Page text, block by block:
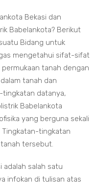
Bekasi dan
Babelankota? Berikut
Bidang untuk
mengetahui sifat-sifat
tanah dengan
tanah dan
datanya,
Babelankota
yang berguna sekali
tingkatan
tersebut.
adalah salah satu
infokan di tulisan atas